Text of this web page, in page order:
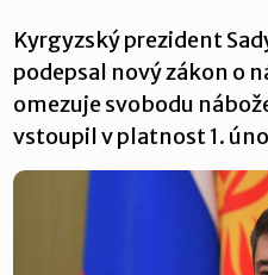
Kyrgyzský prezident
podepsal nový zákon o
omezuje svobodu
vstoupil v platnost 1.